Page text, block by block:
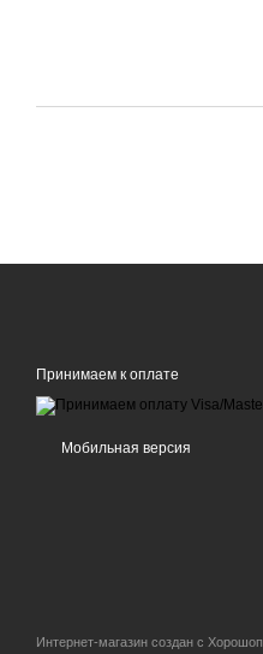
Принимаем к оплате
Мобильная версия
Интернет-магазин создан с Хорошоп